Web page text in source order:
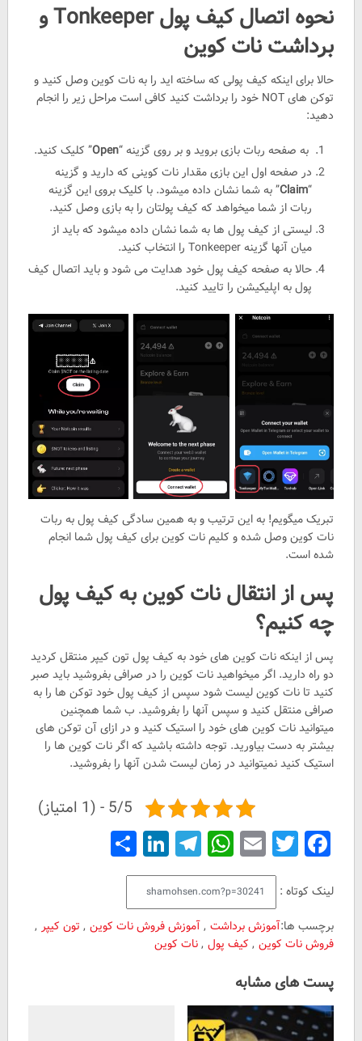
نحوه اتصال کیف پول Tonkeeper و
برداشت نات کوین
حالا برای اینکه کیف پولی که ساخته اید را به نات کوین وصل کنید و
توکن های NOT خود را برداشت کنید کافی است مراحل زیر را انجام
دهید:
به صفحه ربات بازی بروید و بر روی گزینه “Open” کلیک کنید.
در صفحه اول این بازی مقدار نات کوینی که دارید و گزینه
“
Claim” به شما نشان داده میشود. با کلیک بروی این گزینه
ربات از شما میخواهد که کیف پولتان را به بازی وصل کنید.
لیستی از کیف پول ها به شما نشان داده میشود که باید از
میان آنها گزینه Tonkeeper را انتخاب کنید.
حالا به صفحه کیف پول خود هدایت می شود و باید اتصال کیف
پول به اپلیکیشن را تایید کنید.
تبریک میگویم! به این ترتیب و به همین سادگی کیف پول به ربات
نات کوین وصل شده و کلیم نات کوین برای کیف پول شما انجام
شده است.
پس از انتقال نات کوین به کیف پول
چه کنیم؟
پس از اینکه نات کوین های خود به کیف پول تون کیپر منتقل کردید
دو راه دارید. اگر میخواهید نات کوین را در صرافی بفروشید باید صبر
کنید تا نات کوین لیست شود سپس از کیف پول خود توکن ها را به
صرافی منتقل کنید و سپس آنها را بفروشید. ب شما همچنین
میتوانید نات کوین های خود را استیک کنید و در ازای آن توکن های
بیشتر به دست بیاورید. توجه داشته باشید که اگر نات کوین ها را
استیک کنید نمیتوانید در زمان لیست شدن آنها را بفروشید.
5/5 - (1 امتیاز)
Facebook
Twitter
Email
WhatsApp
Telegram
LinkedIn
Share
لینک کوتاه :
برچسب ها:آموزش برداشت ,آموزش فروش نات کوین , تون کیپر ,
فروش نات کوین , کیف پول ,نات کوین
پست های مشابه